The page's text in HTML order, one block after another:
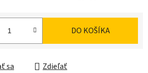
DO KOŠÍKA
sa Zdieľať